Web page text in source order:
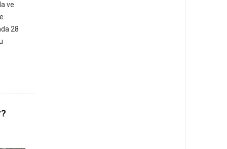
ve
28